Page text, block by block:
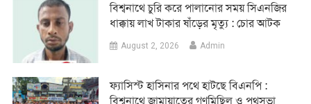
‎বিশ্বনাথে চুরি করে পালানোর সময় সিএনজির
ধাক্কায় লাখ টাকার ষাঁড়ের মৃত্যু : চোর আটক
August 2, 2026 Admin
‎ফ্যাসিস্ট হাসিনার পথে হাটছে বিএনপি :